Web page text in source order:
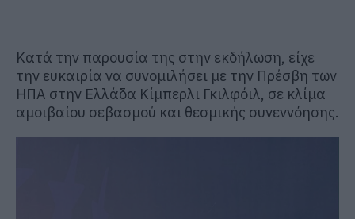
Κατά την παρουσία της στην εκδήλωση, είχε
την ευκαιρία να συνομιλήσει με την Πρέσβη των
ΗΠΑ στην Ελλάδα Κίμπερλι Γκιλφόιλ, σε κλίμα
αμοιβαίου σεβασμού και θεσμικής συνεννόησης.